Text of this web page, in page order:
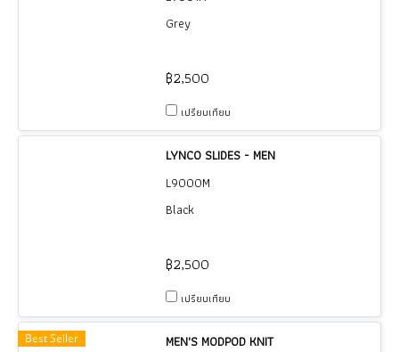
Grey
฿2,500
เปรียบเทียบ
LYNCO SLIDES - MEN
L9000M
Black
฿2,500
เปรียบเทียบ
Best Seller
MEN'S MODPOD KNIT